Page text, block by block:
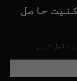
حاصل
حاصل کریں